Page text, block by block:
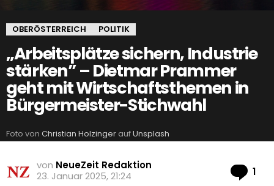
OBERÖSTERREICH POLITIK
„Arbeitsplätze sichern, Industrie
stärken” – Dietmar Prammer
geht mit Wirtschaftsthemen in
Bürgermeister-Stichwahl
Foto von Christian Holzinger aufUnsplash
von NeueZeit Redaktion
23. Januar 2025, 21:24
1